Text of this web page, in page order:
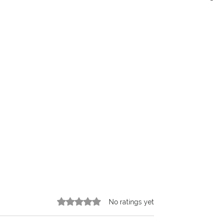
Rated 0 out of 5 stars.
No ratings yet